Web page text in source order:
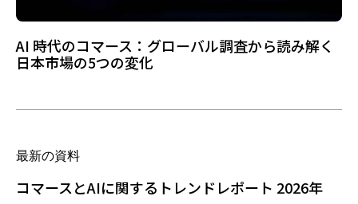
AI 時代のコマース：グローバル調査から読み解く
日本市場の5つの変化
最新の資料
コマースとAIに関するトレンドレポート 2026年